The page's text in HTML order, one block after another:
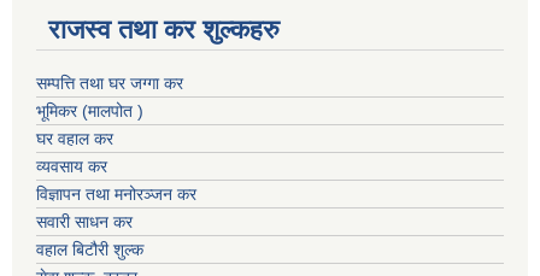
राजस्व तथा कर शुल्कहरु
सम्पत्ति तथा घर जग्गा कर
भूमिकर (मालपोत )
घर वहाल कर
व्यवसाय कर
विज्ञापन तथा मनोरञ्जन कर
सवारी साधन कर
वहाल बिटौरी शुल्क